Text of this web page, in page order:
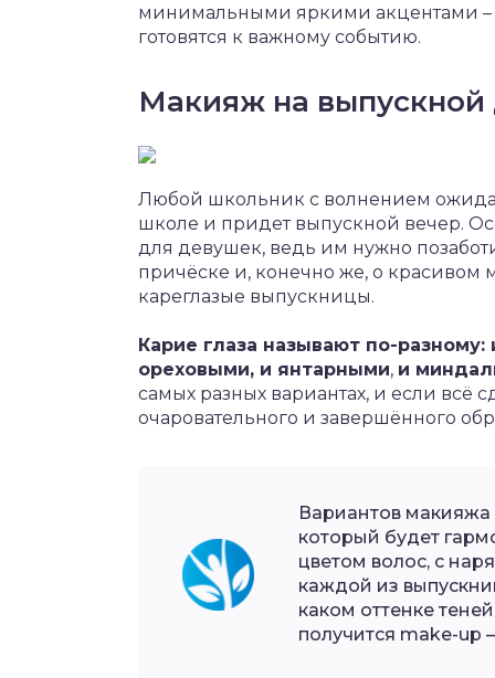
минимальными яркими акцентами –
готовятся к важному событию.
Макияж на выпускной
Любой школьник с волнением
школе и придет выпускной вечер.
для девушек, ведь им нужно
причёске и, конечно же, о
кареглазые выпускницы.
Карие глаза называют по-
ореховыми, и янтарными, и
самых разных вариантах, и если всё
очаровательного и завершённого
Вариантов макияжа
который будет
цветом волос, с
каждой из
каком оттенке
получится make-up